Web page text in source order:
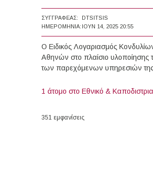
ΣΥΓΓΡΑΦΈΑΣ:
DTSITSIS
ΗΜΕΡΟΜΗΝΊΑ: ΙΟΥΝ 14, 2025 20:55
Ο Ειδικός Λογαριασμός
Αθηνών στο πλαίσιο
των παρεχόμενων υπηρεσιών
1 άτομο στο Εθνικό &
351 εμφανίσεις